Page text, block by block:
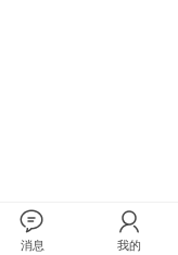
消息 我的